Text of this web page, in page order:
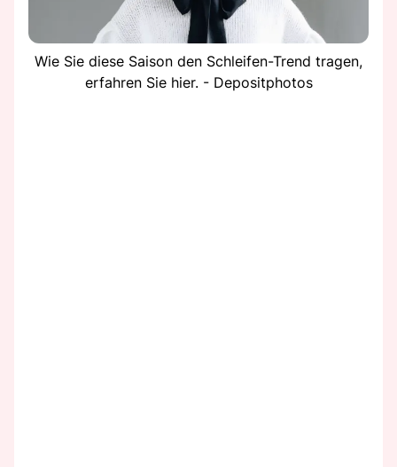
Wie Sie diese Saison den Schleifen-Trend tragen,
erfahren Sie hier. - Depositphotos